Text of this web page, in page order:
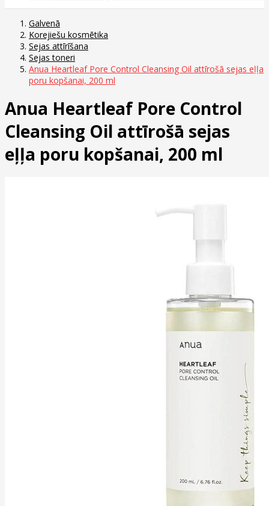
Galvenā
Korejiešu kosmētika
Sejas attīrīšana
Sejas toneri
Anua Heartleaf Pore Control Cleansing Oil attīrošā sejas eļļa
poru kopšanai, 200 ml
Anua Heartleaf Pore Control
Cleansing Oil attīrošā sejas
eļļa poru kopšanai, 200 ml